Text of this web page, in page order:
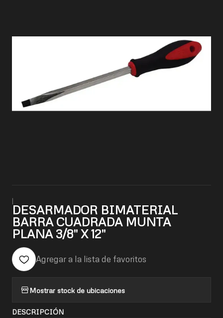
|
DESARMADOR BIMATERIAL
BARRA CUADRADA MUNTA
PLANA 3/8" X 12"
Agregar a la lista de favoritos
Mostrar stock de ubicaciones
DESCRIPCIÓN